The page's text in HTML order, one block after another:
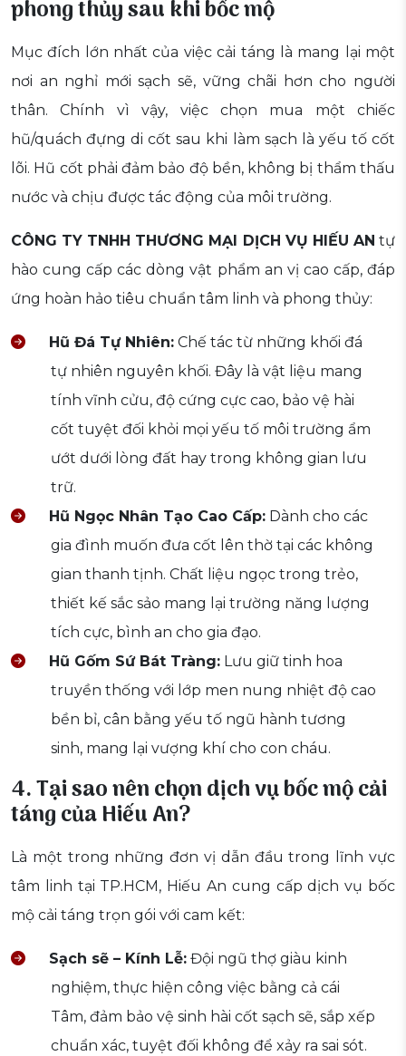
phong thủy sau khi bốc mộ
Mục đích lớn nhất của việc cải táng là mang lại một
nơi an nghỉ mới sạch sẽ, vững chãi hơn cho người
thân. Chính vì vậy, việc chọn mua một chiếc
hũ/quách đựng di cốt sau khi làm sạch là yếu tố cốt
lõi. Hũ cốt phải đảm bảo độ bền, không bị thẩm thấu
nước và chịu được tác động của môi trường.
CÔNG TY TNHH THƯƠNG MẠI DỊCH VỤ HIẾU AN tự
hào cung cấp các dòng vật phẩm an vị cao cấp, đáp
ứng hoàn hảo tiêu chuẩn tâm linh và phong thủy:
Hũ Đá Tự Nhiên: Chế tác từ những khối đá
tự nhiên nguyên khối. Đây là vật liệu mang
tính vĩnh cửu, độ cứng cực cao, bảo vệ hài
cốt tuyệt đối khỏi mọi yếu tố môi trường ẩm
ướt dưới lòng đất hay trong không gian lưu
trữ.
Hũ Ngọc Nhân Tạo Cao Cấp: Dành cho các
gia đình muốn đưa cốt lên thờ tại các không
gian thanh tịnh. Chất liệu ngọc trong trẻo,
thiết kế sắc sảo mang lại trường năng lượng
tích cực, bình an cho gia đạo.
Hũ Gốm Sứ Bát Tràng: Lưu giữ tinh hoa
truyền thống với lớp men nung nhiệt độ cao
bền bỉ, cân bằng yếu tố ngũ hành tương
sinh, mang lại vượng khí cho con cháu.
4. Tại sao nên chọn dịch vụ bốc mộ cải
táng của Hiếu An?
Là một trong những đơn vị dẫn đầu trong lĩnh vực
tâm linh tại TP.HCM, Hiếu An cung cấp dịch vụ bốc
mộ cải táng trọn gói với cam kết:
Sạch sẽ – Kính Lễ: Đội ngũ thợ giàu kinh
nghiệm, thực hiện công việc bằng cả cái
Tâm, đảm bảo vệ sinh hài cốt sạch sẽ, sắp xếp
chuẩn xác, tuyệt đối không để xảy ra sai sót.